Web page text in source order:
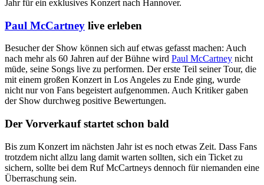
Jahr für ein exklusives Konzert nach Hannover.
Paul McCartney live erleben
Besucher der Show können sich auf etwas gefasst machen: Auch
nach mehr als 60 Jahren auf der Bühne wird Paul McCartney nicht
müde, seine Songs live zu performen. Der erste Teil seiner Tour, die
mit einem großen Konzert in Los Angeles zu Ende ging, wurde
nicht nur von Fans begeistert aufgenommen. Auch Kritiker gaben
der Show durchweg positive Bewertungen.
Der Vorverkauf startet schon bald
Bis zum Konzert im nächsten Jahr ist es noch etwas Zeit. Dass Fans
trotzdem nicht allzu lang damit warten sollten, sich ein Ticket zu
sichern, sollte bei dem Ruf McCartneys dennoch für niemanden eine
Überraschung sein.